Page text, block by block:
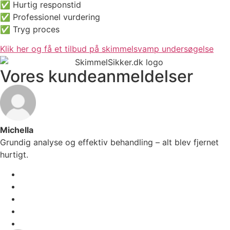
✅ Hurtig responstid
✅ Professionel vurdering
✅ Tryg proces
Klik her og få et tilbud på skimmelsvamp undersøgelse
Vores kundeanmeldelser
Michella
Grundig analyse og effektiv behandling – alt blev fjernet
hurtigt.